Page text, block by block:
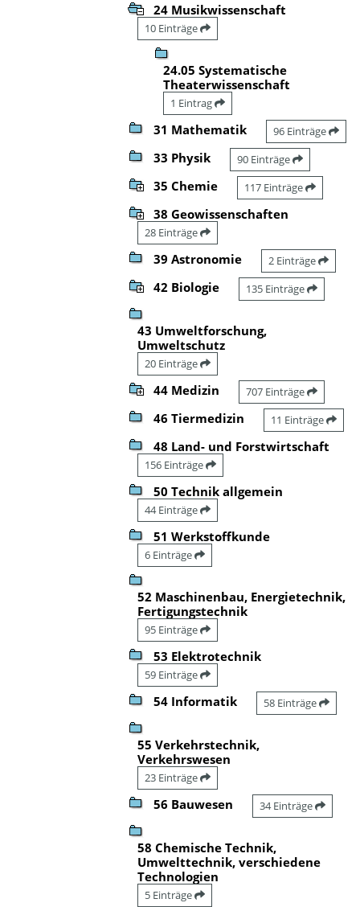
24 Musikwissenschaft
10 Einträge
24.05 Systematische
Theaterwissenschaft
1 Eintrag
31 Mathematik 96 Einträge
33 Physik 90 Einträge
35 Chemie 117 Einträge
38 Geowissenschaften
28 Einträge
39 Astronomie 2 Einträge
42 Biologie 135 Einträge
43 Umweltforschung,
Umweltschutz
20 Einträge
44 Medizin 707 Einträge
46 Tiermedizin 11 Einträge
48 Land- und Forstwirtschaft
156 Einträge
50 Technik allgemein
44 Einträge
51 Werkstoffkunde
6 Einträge
52 Maschinenbau, Energietechnik,
Fertigungstechnik
95 Einträge
53 Elektrotechnik
59 Einträge
54 Informatik 58 Einträge
55 Verkehrstechnik,
Verkehrswesen
23 Einträge
56 Bauwesen 34 Einträge
58 Chemische Technik,
Umwelttechnik, verschiedene
Technologien
5 Einträge